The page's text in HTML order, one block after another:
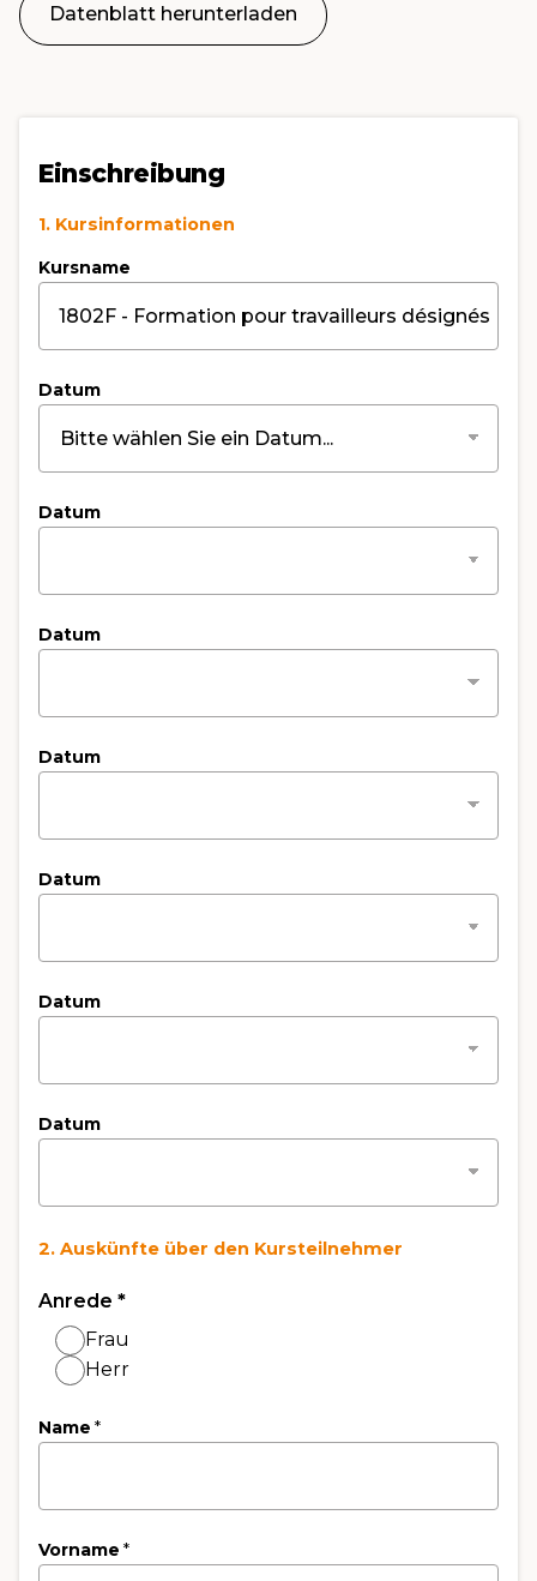
Datenblatt herunterladen
Einschreibung
1. Kursinformationen
Kursname
Datum
Datum
Datum
Datum
Datum
Datum
Datum
2. Auskünfte über den Kursteilnehmer
Anrede *
Frau
Herr
Name *
Vorname *